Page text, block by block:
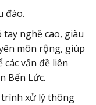
đáo.
nghề cao, giàu
môn rộng, giúp
vấn đề liên
Bến Lức.
xử lý thông